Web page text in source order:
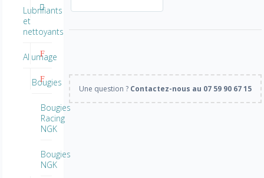
Une question ? Contactez-nous au 07 59 90 67 15
Lubrifiants
et
nettoyants
Allumage
Bougies
Bougies
Racing
NGK
Bougies
NGK